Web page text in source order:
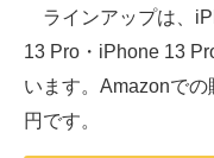
ラインアップは、
13 Pro・iPhone 13
います。Amazonで
円です。